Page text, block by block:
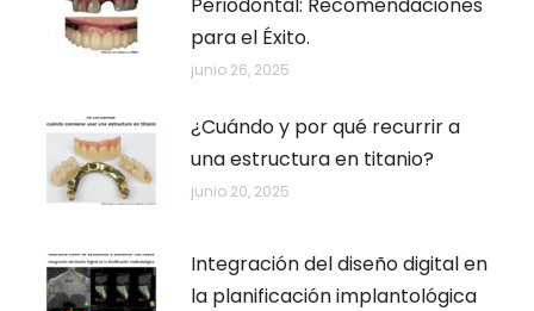
para el Éxito.
junio 26, 2025
¿Cuándo y por qué recurrir a
una estructura en titanio?
junio 20, 2025
Integración del diseño digital en
la planificación implantológica